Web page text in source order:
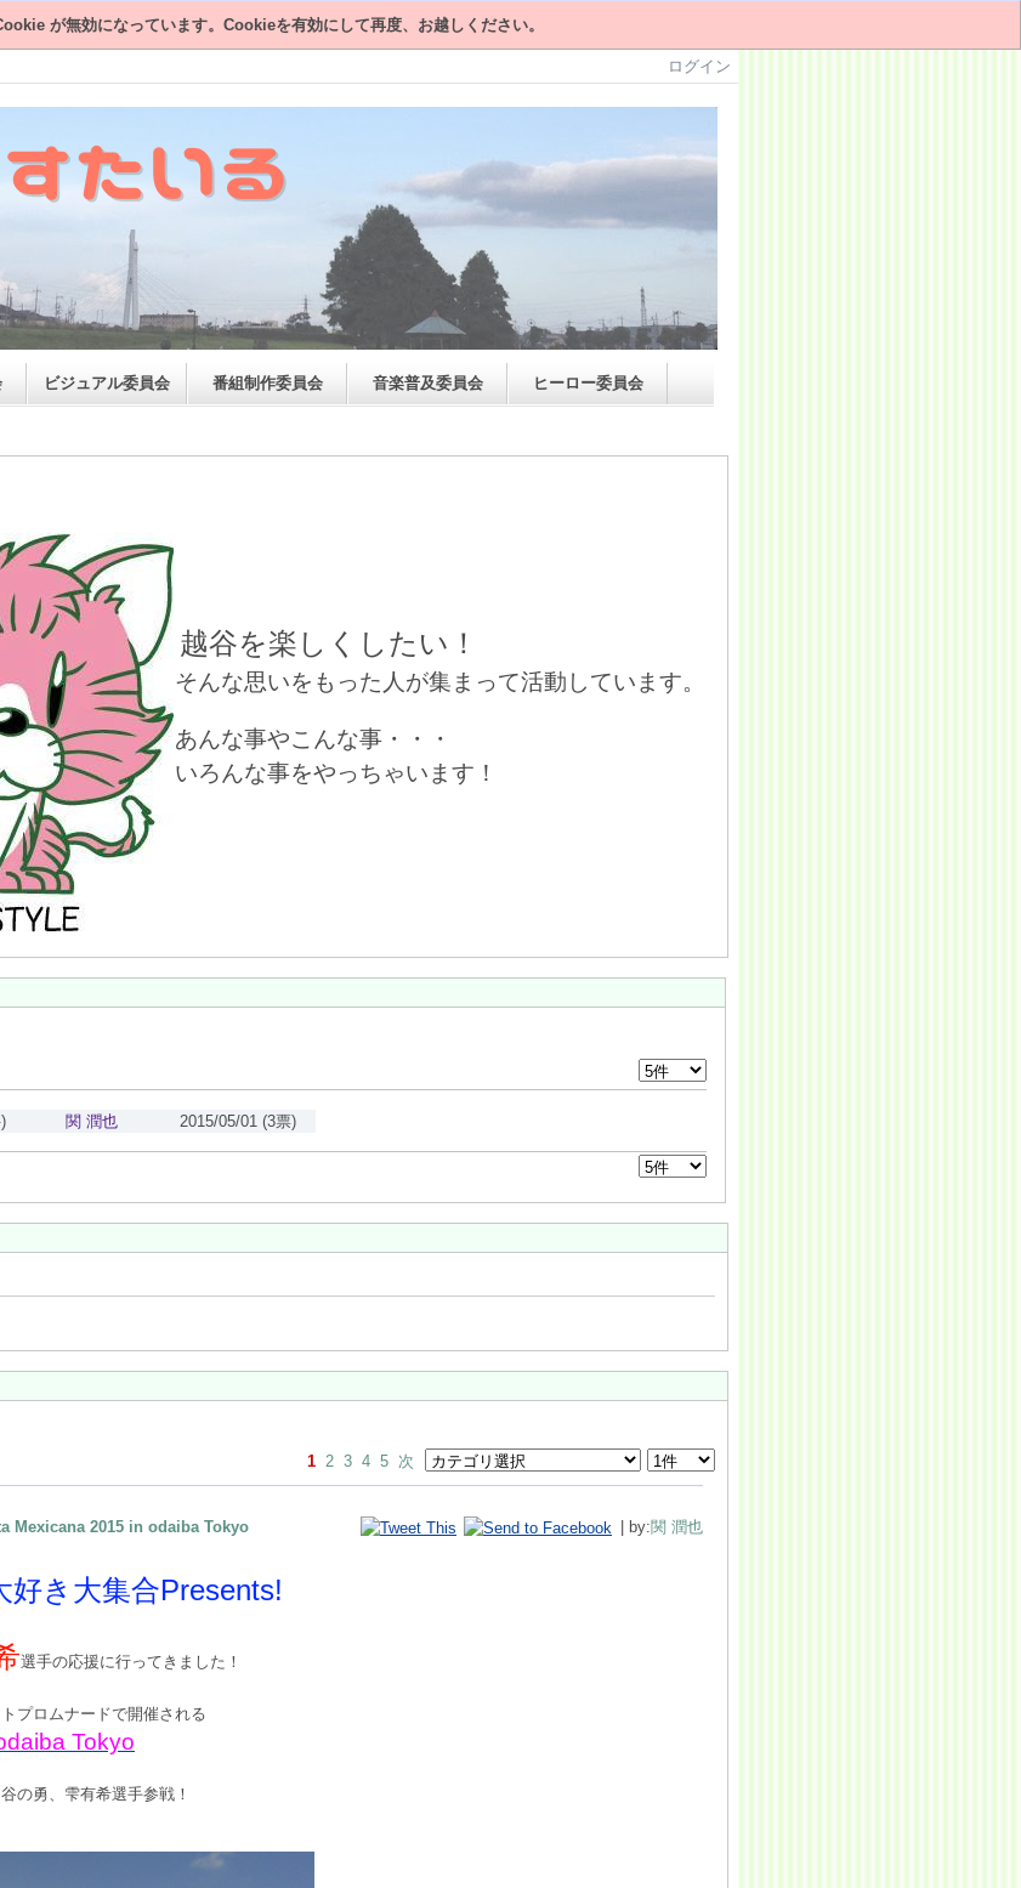
が無効になっています。Cookieを有効にして再度、お越しください。
ログイン
ビジュアル委員会 番組制作委員会 音楽普及委員会 ヒーロー委員会
越谷を楽しくしたい！
そんな思いをもった人が集まって活動しています。
あんな事やこんな事・・・
いろんな事をやっちゃいます！
関 潤也 2015/05/01 (3票)
1 2 3 4 5 次
Mexicana 2015 ​in odaiba Tokyo | by:関 潤也
好き大集合Presents!
選手の応援に行ってきました！
プロムナードで開催される
Tokyo
の勇、雫有希選手参戦！